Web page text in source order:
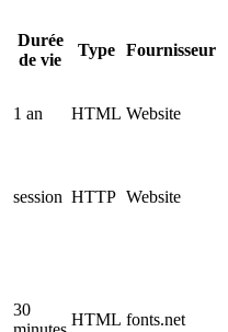
Durée
de vie
Type Fournisseur
1 an HTML Website
session HTTP Website
30
HTML fonts.net